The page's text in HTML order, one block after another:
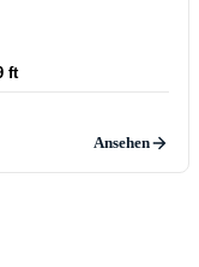
ft
Ansehen